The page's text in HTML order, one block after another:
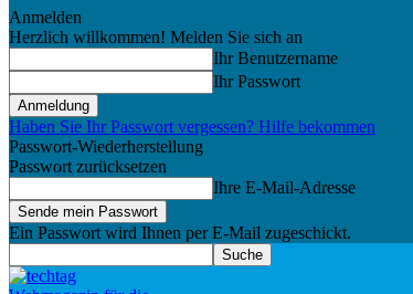
Anmelden
Herzlich willkommen! Melden Sie sich an
Ihr Benutzername
Ihr Passwort
Haben Sie Ihr Passwort vergessen? Hilfe bekommen
Passwort-Wiederherstellung
Passwort zurücksetzen
Ihre E-Mail-Adresse
Ein Passwort wird Ihnen per E-Mail zugeschickt.